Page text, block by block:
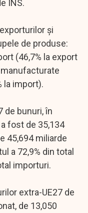
INS.
şi
de produse:
(46,7% la export
la import).
de bunuri, în
fost de 35,134
45,694 miliarde
a 72,9% din total
importuri.
extra-UE27 de
de 13,050